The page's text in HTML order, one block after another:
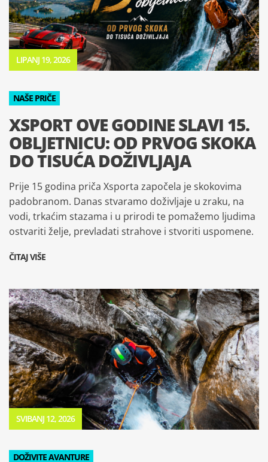
LIPANJ 19, 2026
NAŠE PRIČE
XSPORT OVE GODINE SLAVI 15.
OBLJETNICU: OD PRVOG SKOKA
DO TISUĆA DOŽIVLJAJA
Prije 15 godina priča Xsporta započela je skokovima
padobranom. Danas stvaramo doživljaje u zraku, na
vodi, trkaćim stazama i u prirodi te pomažemo ljudima
ostvariti želje, prevladati strahove i stvoriti uspomene.
ČITAJ VIŠE
SVIBANJ 12, 2026
DOŽIVITE AVANTURE